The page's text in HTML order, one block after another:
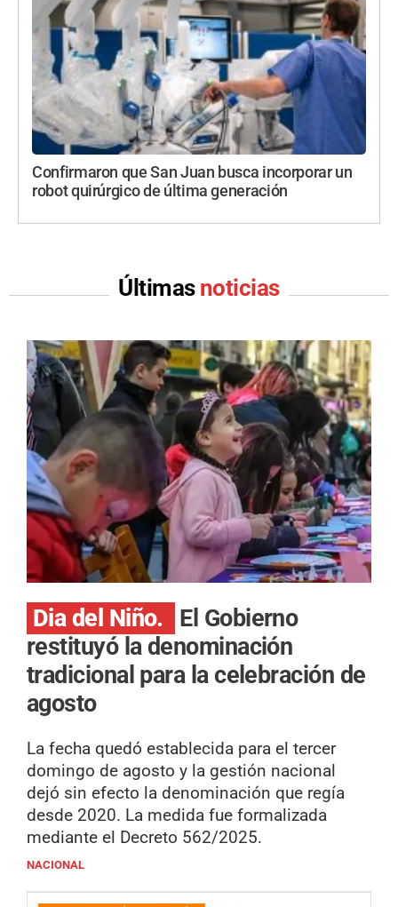
Confirmaron que San Juan busca incorporar un
robot quirúrgico de última generación
Últimas noticias
Dia del Niño.
El Gobierno
restituyó la denominación
tradicional para la celebración de
agosto
La fecha quedó establecida para el tercer
domingo de agosto y la gestión nacional
dejó sin efecto la denominación que regía
desde 2020. La medida fue formalizada
mediante el Decreto 562/2025.
NACIONAL